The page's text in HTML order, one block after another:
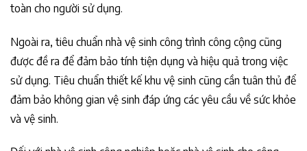
toàn cho người sử dụng.
Ngoài ra, tiêu chuẩn nhà vệ sinh công trình công cộng cũng
được đề ra để đảm bảo tính tiện dụng và hiệu quả trong việc
sử dụng. Tiêu chuẩn thiết kế khu vệ sinh cũng cần tuân thủ để
đảm bảo không gian vệ sinh đáp ứng các yêu cầu về sức khỏe
và vệ sinh.